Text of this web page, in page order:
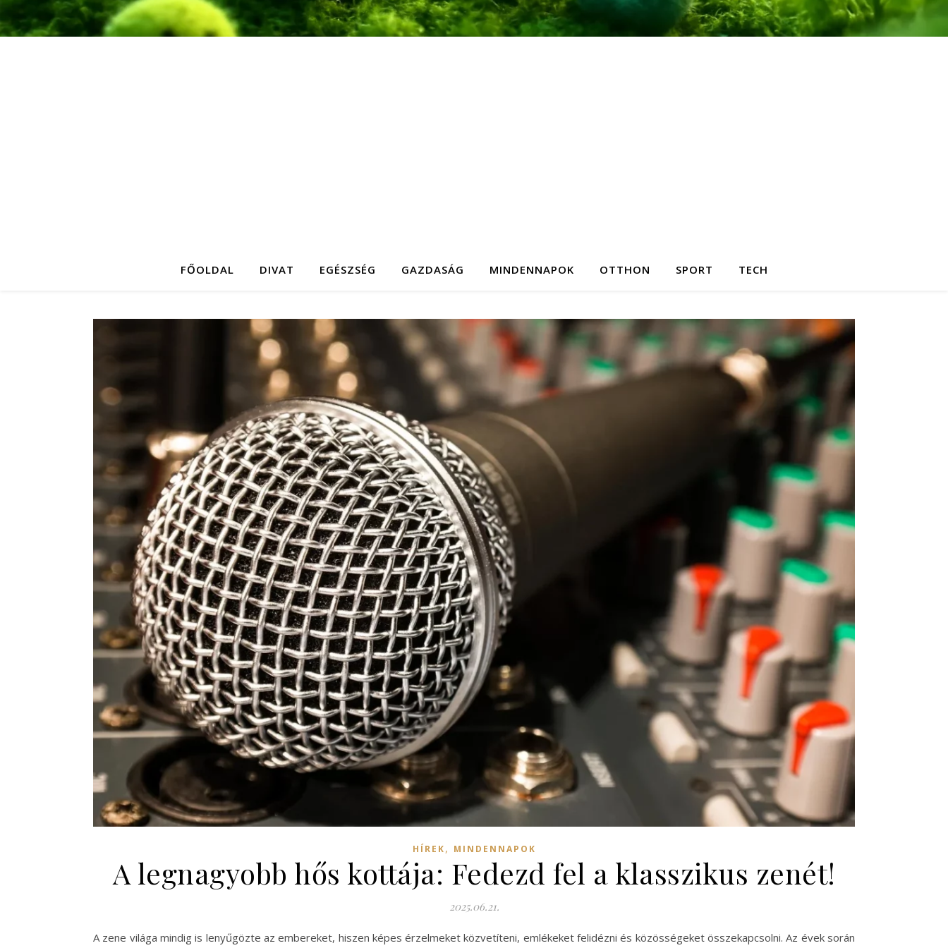
FŐOLDAL DIVAT EGÉSZSÉG GAZDASÁG MINDENNAPOK OTTHON SPORT TECH
HÍREK, MINDENNAPOK
A legnagyobb hős kottája: Fedezd fel a klasszikus zenét!
2025.06.21.
A zene világa mindig is lenyűgözte az embereket, hiszen képes érzelmeket közvetíteni, emlékeket felidézni és közösségeket összekapcsolni. Az évek során